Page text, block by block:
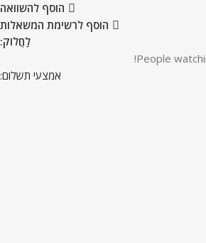
הוסף להשוואה
הוסף לרשימת המשאלות
לַחֲלוֹק:
People
אמצעי תשלום: